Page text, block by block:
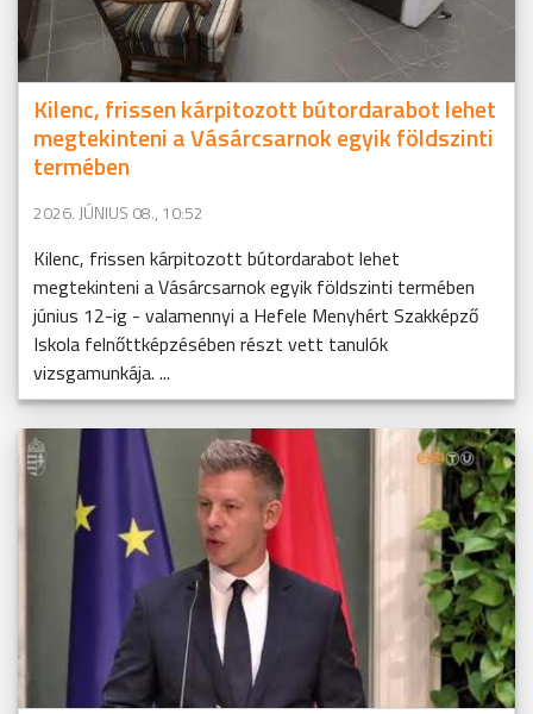
Kilenc, frissen kárpitozott bútordarabot lehet
megtekinteni a Vásárcsarnok egyik földszinti
termében
2026. JÚNIUS 08., 10:52
Kilenc, frissen kárpitozott bútordarabot lehet
megtekinteni a Vásárcsarnok egyik földszinti termében
június 12-ig - valamennyi a Hefele Menyhért Szakképző
Iskola felnőttképzésében részt vett tanulók
vizsgamunkája. ...